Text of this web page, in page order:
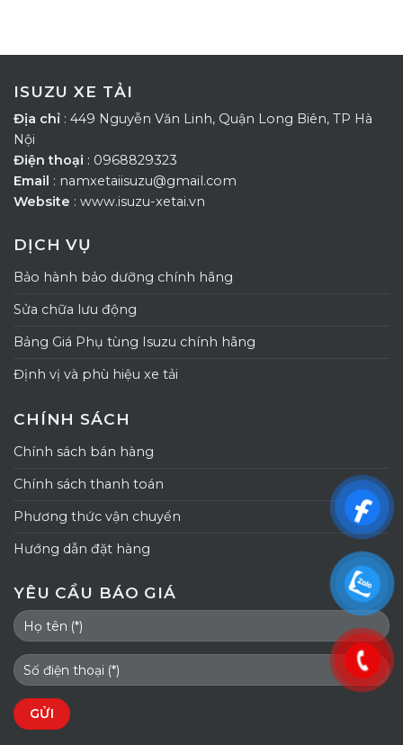
ISUZU XE TẢI
Địa chỉ : 449 Nguyễn Văn Linh, Quận Long Biên, TP Hà
Nội
Điện thoại : 0968829323
Email : namxetaiisuzu@gmail.com
Website : www.isuzu-xetai.vn
DỊCH VỤ
Bảo hành bảo dưỡng chính hãng
Sửa chữa lưu động
Bảng Giá Phụ tùng Isuzu chính hãng
Định vị và phù hiệu xe tải
CHÍNH SÁCH
Chính sách bán hàng
Chính sách thanh toán
Phương thức vận chuyển
Hướng dẫn đặt hàng
YÊU CẦU BÁO GIÁ